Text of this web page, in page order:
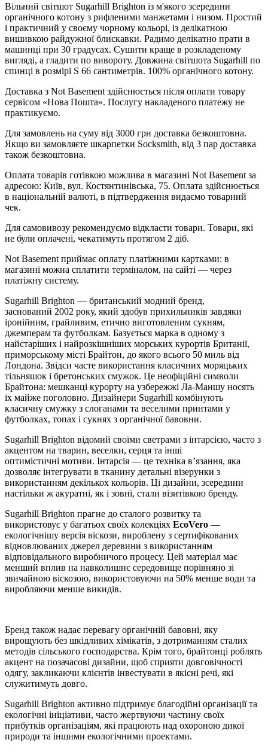
Вільний світшот Sugarhill Brighton із м'якого зсередини
органічного котону з рифленими манжетами і низом. Простий
і практичний у своєму чорному кольорі, із делікатною
вишивкою райдужної блискавки. Радимо делікатно прати в
машинці при 30 градусах. Сушити краще в розкладеному
вигляді, а гладити по вивороту. Довжина світшота Sugarhill по
спинці в розмірі S 66 сантиметрів. 100% органічного котону.
Доставка з Not Basement здійснюється після оплати товару
сервісом «Нова Пошта». Послугу накладеного платежу не
практикуємо.
Для замовлень на суму від 3000 грн доставка безкоштовна.
Якщо ви замовляєте шкарпетки Socksmith, від 3 пар доставка
також безкоштовна.
Оплата товарів готівкою можлива в магазині Not Basement за
адресою: Київ, вул. Костянтинівська, 75. Оплата здійснюється
в національній валюті, в підтвердження видаємо товарний
чек.
Для самовивозу рекомендуємо відкласти товари. Товари, які
не були оплачені, чекатимуть протягом 2 діб.
Not Basement приймає оплату платіжними картками: в
магазині можна сплатити терміналом, на сайті — через
платіжну систему.
Sugarhill Brighton — британський модний бренд,
заснований 2002 року, який здобув прихильників завдяки
іронійним, грайливим, етично виготовленим сукням,
джемперам та футболкам. Базується марка в одному з
найстаріших і найрозкішніших морських курортів Британії,
приморському місті Брайтон, до якого всього 50 миль від
Лондона. Звідси часте використання класичних моряцьких
тільняшок і бретонських смужок. Це неофіційні символи
Брайтона: мешканці курорту на узбережжі Ла-Маншу носять
їх майже поголовно. Дизайнери Sugarhill комбінують
класичну смужку з слоганами та веселими принтами у
футболках, топах і сукнях з органічної бавовни.
Sugarhill Brighton відомий своїми светрами з інтарсією, часто з
акцентом на тварин, веселки, серця та інші
оптимістичні мотиви. Інтарсія — це техніка в’язання, яка
дозволяє інтегрувати в тканину детальні візерунки з
використанням декількох кольорів. Ці дизайни, зсередини
настільки ж акуратні, як і зовні, стали візитівкою бренду.
Sugarhill Brighton прагне до сталого розвитку та
використовує у багатьох своїх колекціях EcoVero —
екологічнішу версія віскози, вироблену з сертифікованих
відновлюваних джерел деревини з використанням
відповідального виробничого процесу. Цей матеріал має
менший вплив на навколишнє середовище порівняно зі
звичайною віскозою, використовуючи на 50% менше води та
виробляючи менше викидів.
Бренд також надає перевагу органічній бавовні, яку
вирощують без шкідливих хімікатів, з дотриманням сталих
методів сільського господарства. Крім того, брайтонці роблять
акцент на позачасові дизайни, щоб сприяти довговічності
одягу, закликаючи клієнтів інвестувати в якісні речі, які
служитимуть довго.
Sugarhill Brighton активно підтримує благодійні організації та
екологічні ініціативи, часто жертвуючи частину своїх
прибутків організаціям, які працюють над охороною дикої
природи та іншими екологічними проектами.